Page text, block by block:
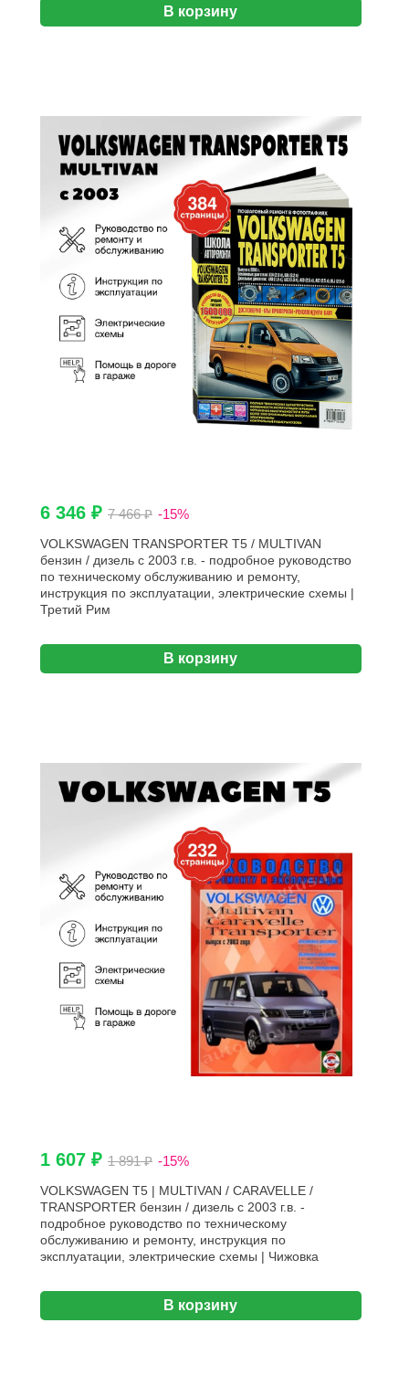
В корзину
6 346 ₽ 7 466 ₽ -15%
VOLKSWAGEN TRANSPORTER T5 / MULTIVAN
бензин / дизель с 2003 г.в. - подробное руководство
по техническому обслуживанию и ремонту,
инструкция по эксплуатации, электрические схемы |
Третий Рим
В корзину
1 607 ₽ 1 891 ₽ -15%
VOLKSWAGEN T5 | MULTIVAN / CARAVELLE /
TRANSPORTER бензин / дизель с 2003 г.в. -
подробное руководство по техническому
обслуживанию и ремонту, инструкция по
эксплуатации, электрические схемы | Чижовка
В корзину